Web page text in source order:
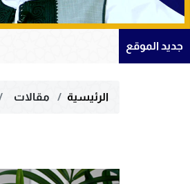
جديد الموقع من دروس
الرئيسية مقالات